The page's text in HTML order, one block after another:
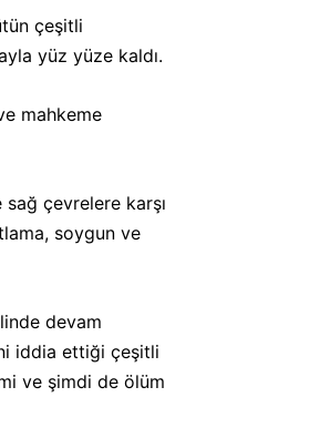
çeşitli
yüz yüze kaldı.
mahkeme
çevrelere karşı
soygun ve
devam
iddia ettiği çeşitli
ve şimdi de ölüm